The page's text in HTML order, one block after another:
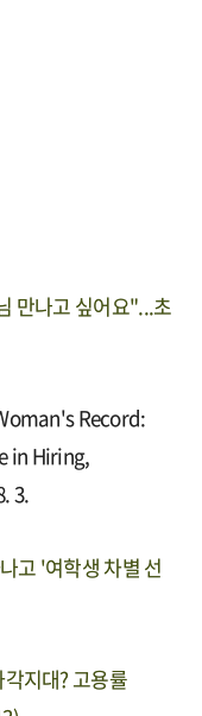
만나고 싶어요"...초
Record:
in Hiring,
3.
고 '여학생 차별 선
지대? 고용률